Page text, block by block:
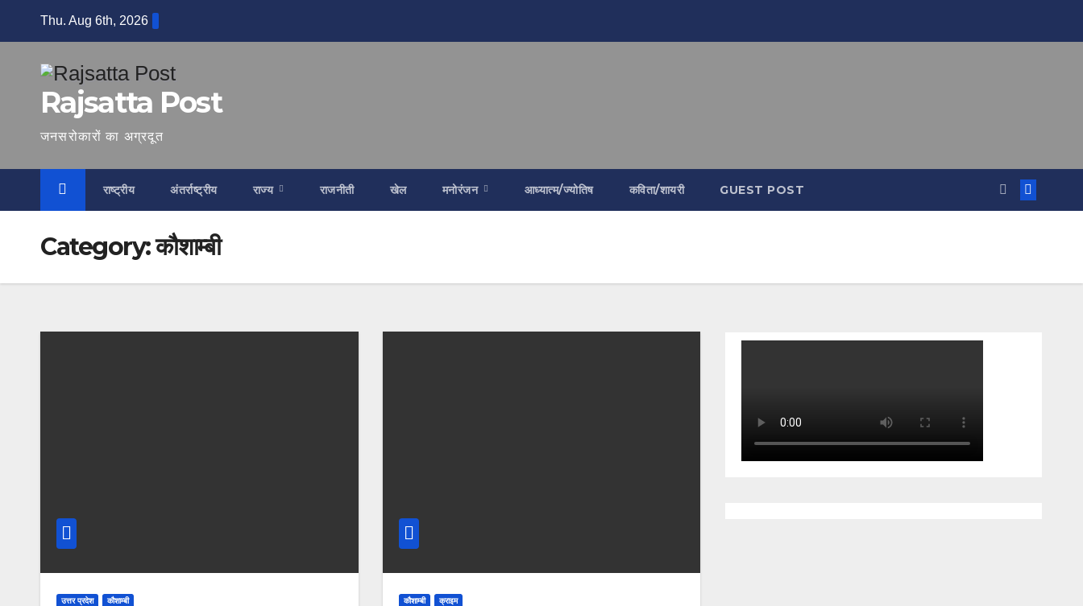
Thu. Aug 6th, 2026
Rajsatta Post
जनसरोकारों का अग्रदूत
राष्ट्रीय अंतर्राष्ट्रीय राज्य राजनीती खेल मनोरंजन आध्यात्म/ज्योतिष कविता/शायरी GUEST POST
Category:कौशाम्बी
उत्तर प्रदेश कौशाम्बी कौशाम्बी क्राइम